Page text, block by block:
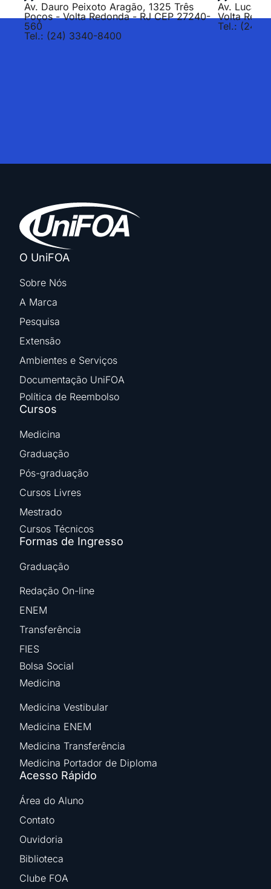
Av. Dauro Peixoto Aragão, 1325 Três
Poços - Volta Redonda - RJ CEP 27240-
560
Tel.: (24) 3340-8400
Av. Lucas
Volta
Tel.: (24)
O UniFOA
Sobre Nós
A Marca
Pesquisa
Extensão
Ambientes e Serviços
Documentação UniFOA
Política de Reembolso
Cursos
Medicina
Graduação
Pós-graduação
Cursos Livres
Mestrado
Cursos Técnicos
Formas de Ingresso
Graduação
Redação On-line
ENEM
Transferência
FIES
Bolsa Social
Medicina
Medicina Vestibular
Medicina ENEM
Medicina Transferência
Medicina Portador de Diploma
Acesso Rápido
Área do Aluno
Contato
Ouvidoria
Biblioteca
Clube FOA